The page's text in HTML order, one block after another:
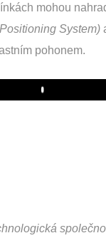
mohou
System)
pohonem.
Play